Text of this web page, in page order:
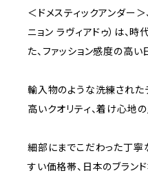
＜ドメスティックアンダ
ニョン ラヴィアドゥ）は、
た、ファッション感度の高い
輸入物のような洗練された
高いクオリティ、着け心地
細部にまでこだわった丁寧
すい価格帯、日本のブラン